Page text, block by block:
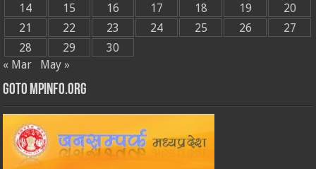
14
15 16 17 18 19
20
21
22 23 24 25 26
27
28
29
30
« Mar
May »
GOTO MPINFO.ORG